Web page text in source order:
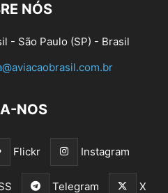
NÓS
- São Paulo (SP) - Brasil
NOS
Flickr Instagram
Telegram X